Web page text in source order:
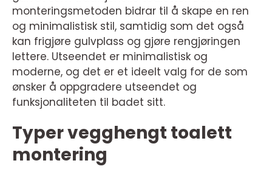
monteringsmetoden bidrar til å skape en ren
og minimalistisk stil, samtidig som det også
kan frigjøre gulvplass og gjøre rengjøringen
lettere. Utseendet er minimalistisk og
moderne, og det er et ideelt valg for de som
ønsker å oppgradere utseendet og
funksjonaliteten til badet sitt.
Typer vegghengt toalett
montering